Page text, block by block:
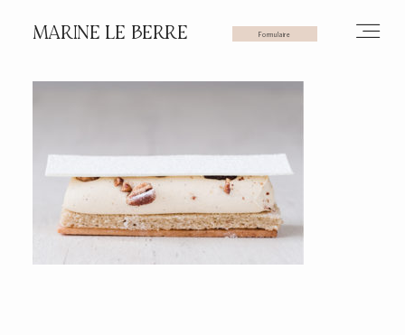
MARINE LE BERRE Formulaire
PHOTOS
VIDÉOS